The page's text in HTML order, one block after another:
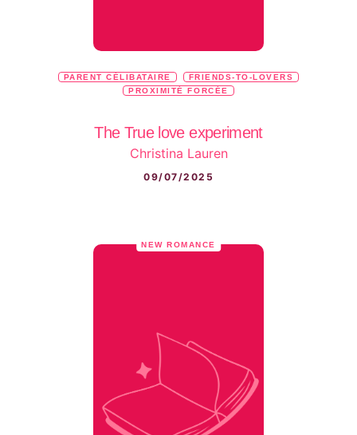
PARENT CÉLIBATAIRE
FRIENDS-TO-LOVERS
PROXIMITÉ FORCÉE
The True love experiment
Christina Lauren
09/07/2025
NEW ROMANCE